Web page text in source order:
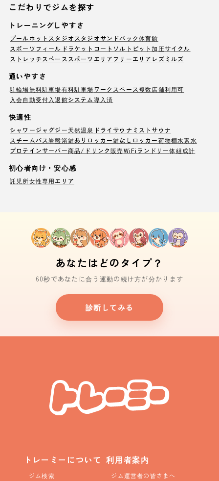
こだわりでジムを探す
トレーニングしやすさ
プールホットスタジオ スタジオサンドバック体育館
スポーツフィールド ラケットコート ソルトピット加圧サイクル
ストレッチスペース スポーツエリア フリーエリア レズミルズ
通いやすさ
駐輪場無料駐車場有料駐車場ワークスペース複数店舗利用可
入会自動受付 入退館システム導入済
快適性
シャワージャグジー天然温泉 ドライサウナ ミストサウナ
スチームバス岩盤浴鍵ありロッカー鍵なしロッカー荷物棚水素水
プロテインサーバー商品/ドリンク販売WiFi ランドリー体組成計
初心者向け・安心感
託児所女性専用エリア
あなたはどのタイプ？
60秒であなたに合う運動の続け方が分かります
診断してみる
トレーミーについて
ジム検索
利用者案内
ジム運営者の皆さまへ